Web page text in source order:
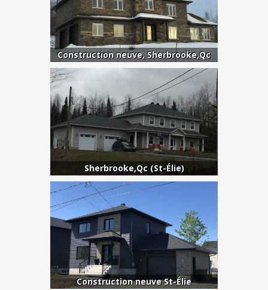
Construction neuve, Sherbrooke,Qc
Sherbrooke,Qc (St-Élie)
Construction neuve St-Élie